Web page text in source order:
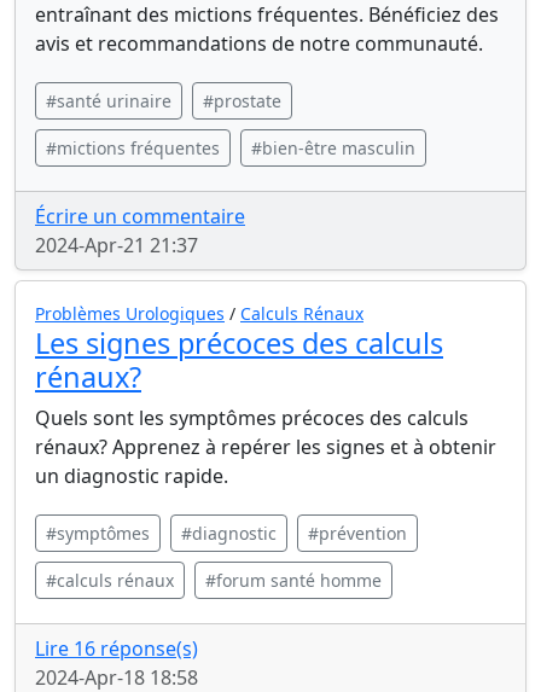
entraînant des mictions fréquentes. Bénéficiez des
avis et recommandations de notre communauté.
#santé urinaire #prostate
#mictions fréquentes #bien-être masculin
Écrire un commentaire
2024-Apr-21 21:37
Problèmes Urologiques / Calculs Rénaux
Les signes précoces des calculs
rénaux?
Quels sont les symptômes précoces des calculs
rénaux? Apprenez à repérer les signes et à obtenir
un diagnostic rapide.
#symptômes #diagnostic #prévention
#calculs rénaux #forum santé homme
Lire 16 réponse(s)
2024-Apr-18 18:58